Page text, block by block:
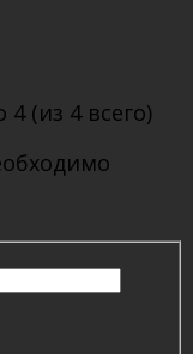
(из 4 всего)